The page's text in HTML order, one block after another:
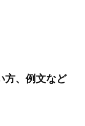
方、例文など